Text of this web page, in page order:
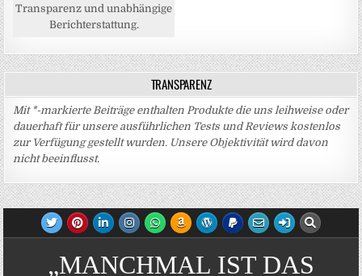
Transparenz und unabhängige
Berichterstattung.
TRANSPARENZ
Mit *-markierte Beiträge enthalten Produkte die uns leihweise oder
dauerhaft für unsere ausführlichen Tests und Reviews kostenlos
zur Verfügung gestellt wurden. Unsere Objektivität wird davon
nicht beeinflusst.
„MANCHMAL IST DAS